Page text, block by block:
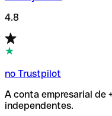
4.8
no Trustpilot
A conta empresarial de
independentes.